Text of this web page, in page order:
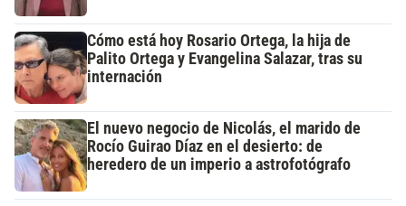
Cómo está hoy Rosario Ortega, la hija de
Palito Ortega y Evangelina Salazar, tras su
internación
El nuevo negocio de Nicolás, el marido de
Rocío Guirao Díaz en el desierto: de
heredero de un imperio a astrofotógrafo